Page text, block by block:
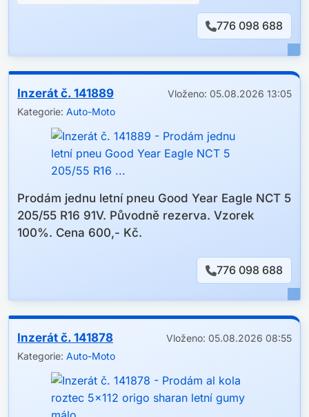
776 098 688
Inzerát č. 141889
Vloženo: 05.08.2026 13:05
Kategorie: Auto-Moto
Prodám jednu letní pneu Good Year Eagle NCT 5
205/55 R16 91V. Původně rezerva. Vzorek
100%. Cena 600,- Kč.
776 098 688
Inzerát č. 141878
Vloženo: 05.08.2026 08:55
Kategorie: Auto-Moto